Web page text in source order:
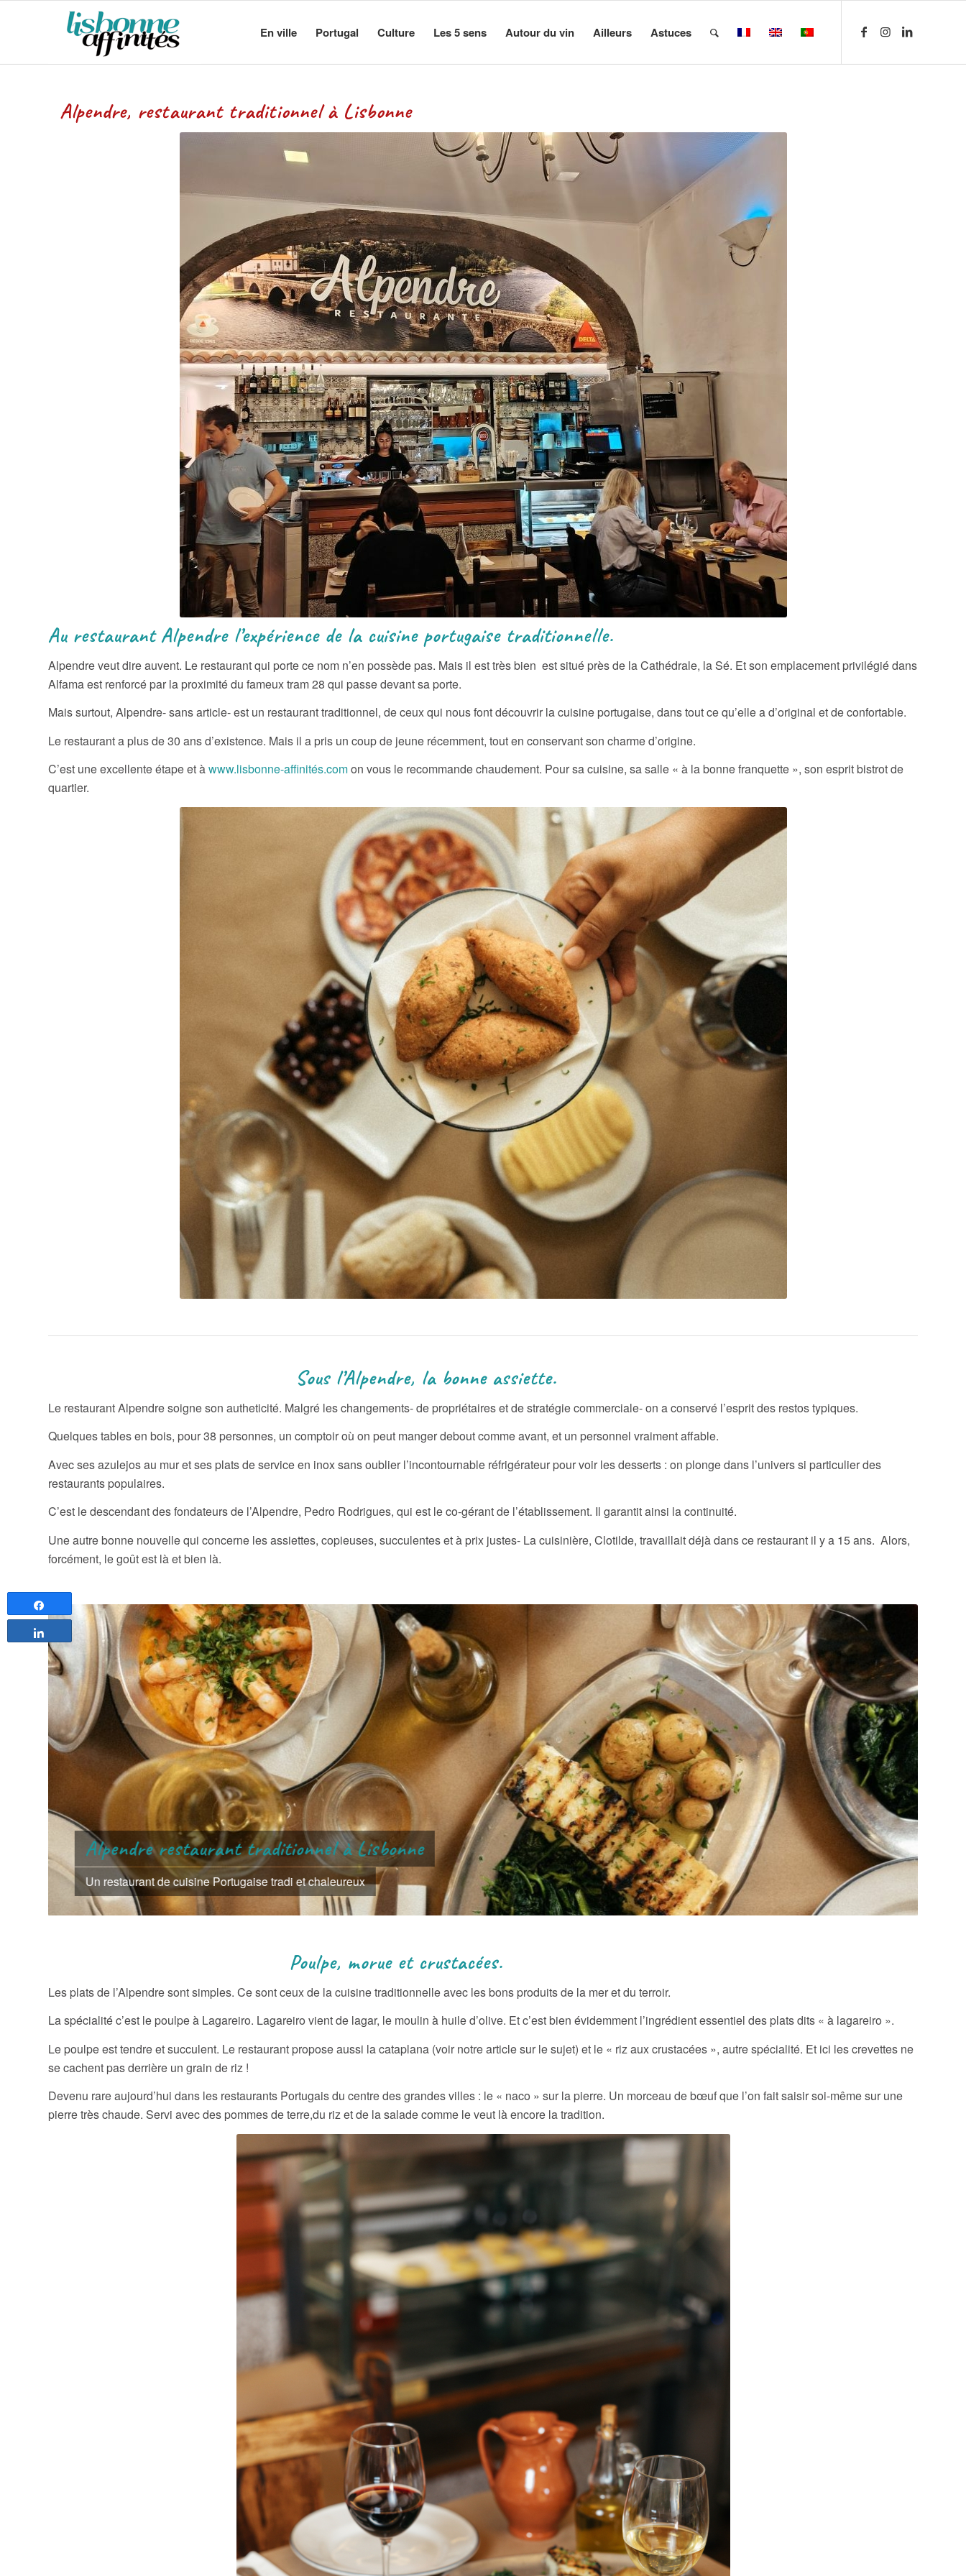
En ville Portugal Culture Les 5 sens Autour du vin Ailleurs Astuces
Alpendre, restaurant traditionnel à Lisbonne
Au restaurant Alpendre l’expérience de la cuisine portugaise traditionnelle.
Alpendre veut dire auvent. Le restaurant qui porte ce nom n’en possède pas. Mais il est très bien est situé près de la Cathédrale, la Sé. Et son emplacement privilégié dans
Alfama est renforcé par la proximité du fameux tram 28 qui passe devant sa porte.
Mais surtout, Alpendre- sans article- est un restaurant traditionnel, de ceux qui nous font découvrir la cuisine portugaise, dans tout ce qu’elle a d’original et de confortable.
Le restaurant a plus de 30 ans d’existence. Mais il a pris un coup de jeune récemment, tout en conservant son charme d’origine.
C’est une excellente étape et àwww.lisbonne-affinités.comon vous le recommande chaudement. Pour sa cuisine, sa salle « à la bonne franquette », son esprit bistrot de
quartier.
Sous l’Alpendre, la bonne assiette.
Le restaurant Alpendre soigne son autheticité. Malgré les changements- de propriétaires et de stratégie commerciale- on a conservé l’esprit des restos typiques.
Quelques tables en bois, pour 38 personnes, un comptoir où on peut manger debout comme avant, et un personnel vraiment affable.
Avec ses azulejos au mur et ses plats de service en inox sans oublier l’incontournable réfrigérateur pour voir les desserts : on plonge dans l’univers si particulier des
restaurants populaires.
C’est le descendant des fondateurs de l’Alpendre, Pedro Rodrigues, qui est le co-gérant de l’établissement. Il garantit ainsi la continuité.
Une autre bonne nouvelle qui concerne les assiettes, copieuses, succulentes et à prix justes- La cuisinière, Clotilde, travaillait déjà dans ce restaurant il y a 15 ans. Alors,
forcément, le goût est là et bien là.
Poulpe, morue et crustacées.
Les plats de l’Alpendre sont simples. Ce sont ceux de la cuisine traditionnelle avec les bons produits de la mer et du terroir.
La spécialité c’est le poulpe à Lagareiro. Lagareiro vient de lagar, le moulin à huile d’olive. Et c’est bien évidemment l’ingrédient essentiel des plats dits « à lagareiro ».
Le poulpe est tendre et succulent. Le restaurant propose aussi la cataplana (voir notre article sur le sujet) et le « riz aux crustacées », autre spécialité. Et ici les crevettes ne
se cachent pas derrière un grain de riz !
Devenu rare aujourd’hui dans les restaurants Portugais du centre des grandes villes : le « naco » sur la pierre. Un morceau de bœuf que l’on fait saisir soi-même sur une
pierre très chaude. Servi avec des pommes de terre,du riz et de la salade comme le veut là encore la tradition.
Partagez